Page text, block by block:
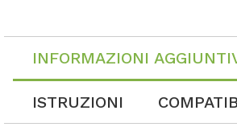
INFORMAZIONI
ISTRUZIONI